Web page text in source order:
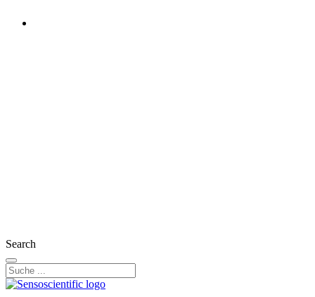
Search